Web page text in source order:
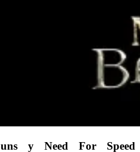
y Need For Speed